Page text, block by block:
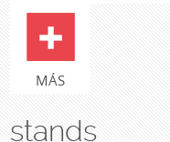
MÁS
stands